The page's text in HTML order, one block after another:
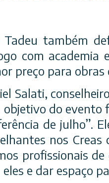
Tadeu também
com academia
preço para obras
Salati,
do evento
de julho”.
nos
profissionais
eles e dar espaço